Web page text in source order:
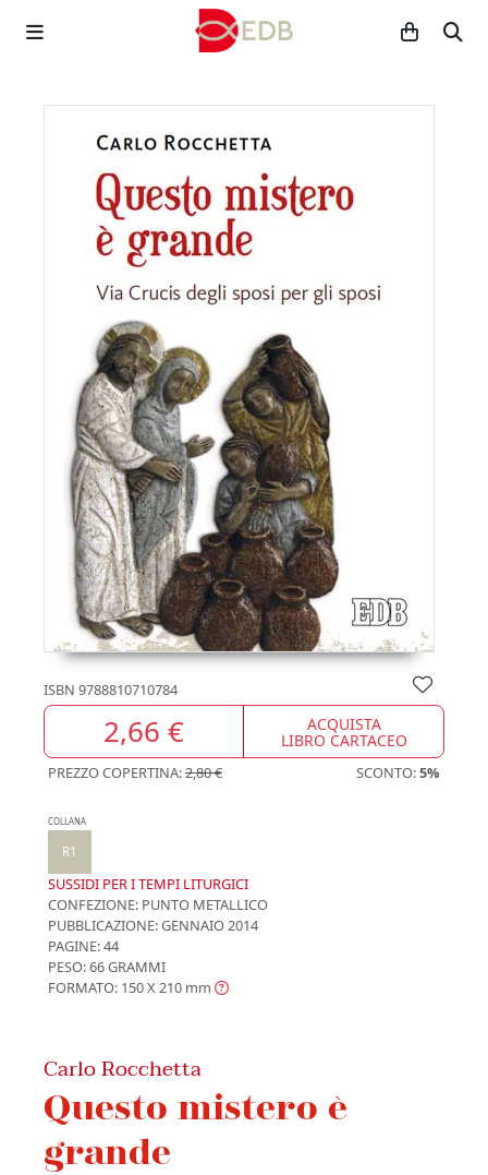
ISBN 9788810710784
2,66 € ACQUISTA
LIBRO CARTACEO
PREZZO COPERTINA:2,80 € SCONTO:5%
COLLANA
R1
SUSSIDI PER I TEMPI LITURGICI
CONFEZIONE: PUNTO METALLICO
PUBBLICAZIONE:GENNAIO 2014
PAGINE: 44
PESO: 66 GRAMMI
FORMATO: 150 X 210 mm
Carlo Rocchetta
Questo mistero è
grande